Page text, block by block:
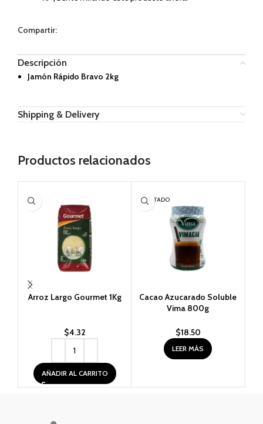
Compartir:
Descripción
Jamón Rápido Bravo 2kg
Shipping & Delivery
Productos relacionados
Arroz Largo Gourmet 1Kg
$4.32
AÑADIR AL CARRITO
AGOTADO
Cacao Azucarado Soluble
Vima 800g
$18.50
LEER MÁS